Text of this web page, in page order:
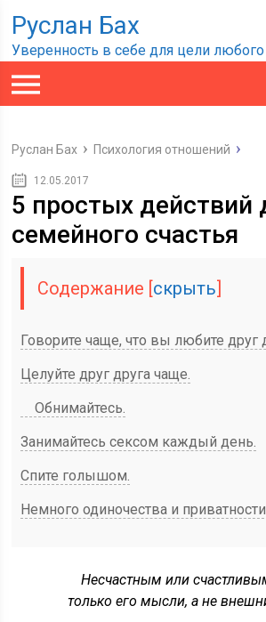
Руслан Бах
Уверенность в себе для цели
Руслан Бах Психология отношений
12.05.2017
5 простых действий
семейного счастья
Содержание [скрыть]
Говорите чаще, что вы любите друг
Целуйте друг друга чаще.
Обнимайтесь.
Занимайтесь сексом каждый день.
Спите голышом.
Немного одиночества и
Несчастным или
только его мысли, а не